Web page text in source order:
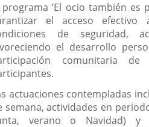
programa ‘El ocio también es
el acceso
de seguridad,
el desarrollo
comunitaria
actuaciones contempladas
semana, actividades en
verano o Navidad) y